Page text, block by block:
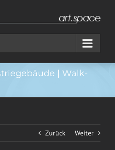
| Walk-
Zurück Weiter